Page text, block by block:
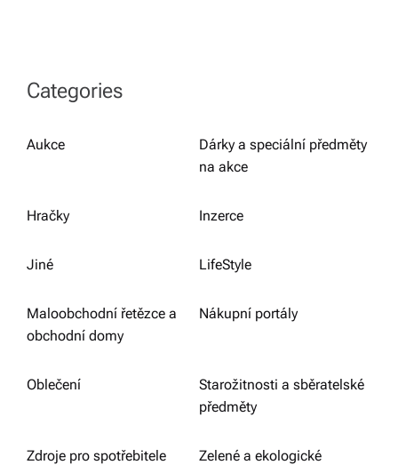
Categories
Aukce
Dárky a speciální předměty
na akce
Hračky Inzerce
Jiné LifeStyle
Maloobchodní řetězce a
obchodní domy
Nákupní portály
Oblečení
Starožitnosti a sběratelské
předměty
Zdroje pro spotřebitele
Zelené a ekologické